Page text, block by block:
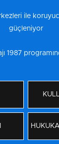
ile
güçleniyor
1987